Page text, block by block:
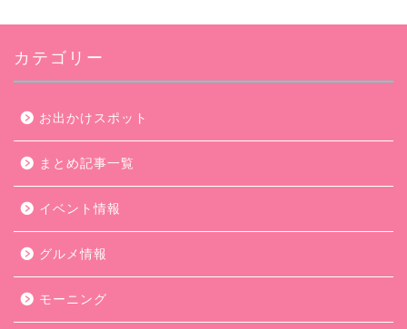
カテゴリー
お出かけスポット
まとめ記事一覧
イベント情報
グルメ情報
モーニング